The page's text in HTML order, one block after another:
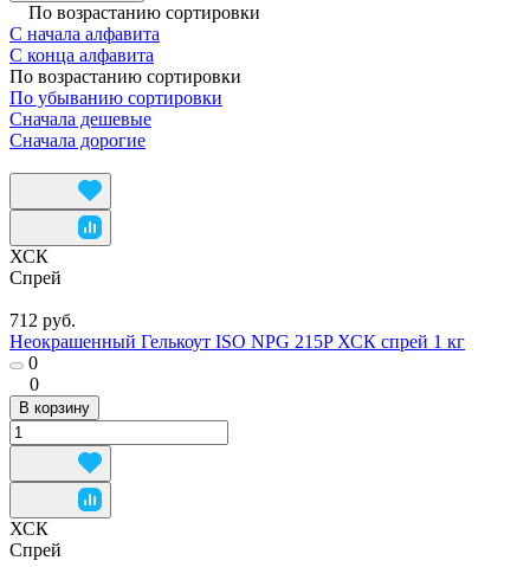
По возрастанию сортировки
С начала алфавита
С конца алфавита
По возрастанию сортировки
По убыванию сортировки
Сначала дешевые
Сначала дорогие
ХСК
Спрей
712 руб.
Неокрашенный Гелькоут ISO NPG 215P ХСК спрей 1 кг
0
0
В корзину
ХСК
Спрей